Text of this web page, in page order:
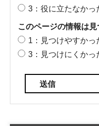
3：役に立たなかっ
このページの情報は
1：見つけやすかっ
3：見つけにくかっ